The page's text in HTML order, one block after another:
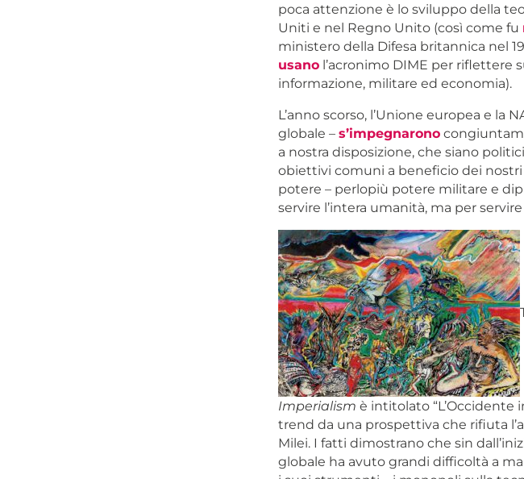
poca attenzione è lo sviluppo della
Uniti e nel Regno Unito (così come fu
ministero della Difesa britannica nel
usanol’acronimo DIME per riflettere
informazione, militare ed economia).
L’anno scorso, l’Unione europea e la
globale – s’impegnarono
a nostra disposizione, che siano
obiettivi comuni a beneficio dei
potere – perlopiù potere militare e
servire l’intera umanità, ma per
Imperialism è intitolato “L’Occidente
trend da una prospettiva che rifiuta
Milei. I fatti dimostrano che sin
globale ha avuto grandi difficoltà a